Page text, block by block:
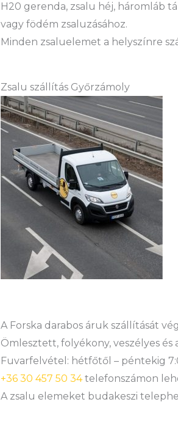
H20 gerenda, zsalu héj, háromláb
vagy födém zsaluzásához.
Minden zsaluelemet a helyszínre
Zsalu szállítás Győrzámoly
A Forska darabos áruk szállítását
Ömlesztett, folyékony, veszélyes
Fuvarfelvétel: hétfőtől – péntekig
+36 30 457 50 34telefonszámon
A zsalu elemeket budakeszi